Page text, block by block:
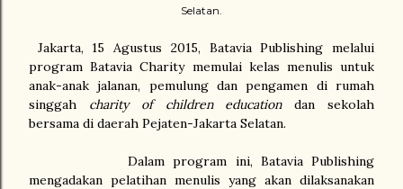
Selatan.
Jakarta, 15 Agustus 2015, Batavia Publishing melalui
program Batavia Charity memulai kelas menulis untuk
anak-anak jalanan, pemulung dan pengamen di rumah
singgah charity of children educationdan sekolah
bersama di daerah Pejaten-Jakarta Selatan.
Dalam program ini, Batavia Publishing
mengadakan pelatihan menulis yang akan dilaksanakan